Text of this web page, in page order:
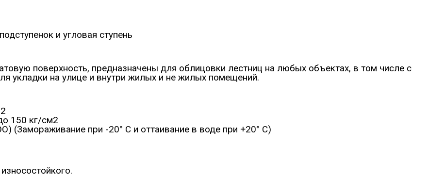
и угловая ступень
поверхность, предназначены для облицовки лестниц на любых объектах, в том числе с
укладки на улице и внутри жилых и не жилых помещений.
150 кг/см2
(Замораживание при -20° С и оттаивание в воде при +20° С)